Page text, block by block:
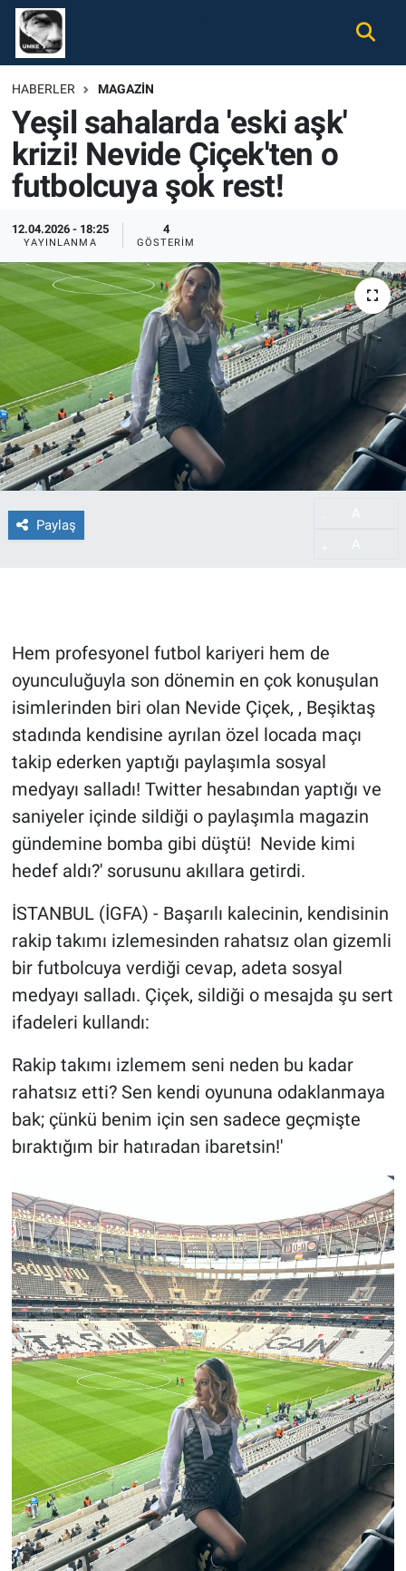
HABERLER MAGAZIN
Yeşil sahalarda 'eski aşk'
krizi! Nevide Çiçek'ten o
futbolcuya şok rest!
12.04.2026 - 18:25
YAYINLANMA
4
GÖSTERIM
Paylaş
Hem profesyonel futbol kariyeri hem de
oyunculuğuyla son dönemin en çok konuşulan
isimlerinden biri olan Nevide Çiçek, , Beşiktaş
stadında kendisine ayrılan özel locada maçı
takip ederken yaptığı paylaşımla sosyal
medyayı salladı! Twitter hesabından yaptığı ve
saniyeler içinde sildiği o paylaşımla magazin
gündemine bomba gibi düştü! Nevide kimi
hedef aldı?' sorusunu akıllara getirdi.
İSTANBUL (İGFA) - Başarılı kalecinin, kendisinin
rakip takımı izlemesinden rahatsız olan gizemli
bir futbolcuya verdiği cevap, adeta sosyal
medyayı salladı. Çiçek, sildiği o mesajda şu sert
ifadeleri kullandı:
Rakip takımı izlemem seni neden bu kadar
rahatsız etti? Sen kendi oyununa odaklanmaya
bak; çünkü benim için sen sadece geçmişte
bıraktığım bir hatıradan ibaretsin!'
Gündem
Ekonomi
Spor
Tüm Haberler
İletişim
Künye
Nöbetçi Eczaneler
Hava Durumu
Namaz Vakitleri
Trafik Durumu
Süper Lig Puan Durumu ve Fikstür
Tüm Manşetler
Son Dakika Haberleri
Haber Arşivi